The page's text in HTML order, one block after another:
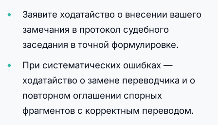
Заявите ходатайство о внесении вашего
замечания в протокол судебного
заседания в точной формулировке.
При систематических ошибках —
ходатайство о замене переводчика и о
повторном оглашении спорных
фрагментов с корректным переводом.